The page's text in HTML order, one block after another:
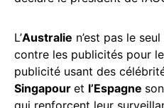
L’Australie n’est pas le
contre les publicités pour
publicité usant des
Singapour et l’Espagne